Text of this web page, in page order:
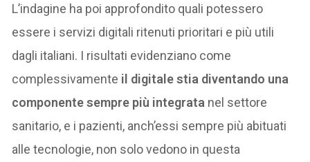
L’indagine ha poi approfondito quali potessero
essere i servizi digitali ritenuti prioritari e più utili
dagli italiani. I risultati evidenziano come
complessivamente il digitale stia diventando una
componente sempre più integrata nel settore
sanitario, e i pazienti, anch’essi sempre più abituati
alle tecnologie, non solo vedono in questa